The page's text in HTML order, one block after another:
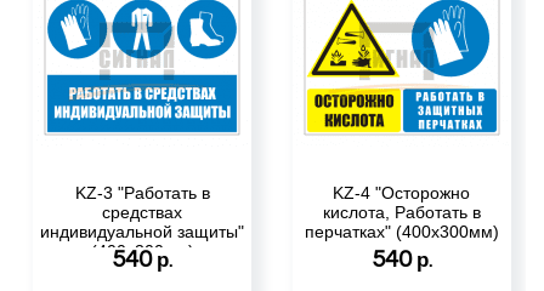
KZ-3 "Работать в
средствах
индивидуальной защиты"
(400х300мм)
540 р.
KZ-4 "Осторожно
кислота, Работать в
перчатках" (400х300мм)
540 р.